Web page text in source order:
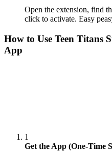
Open the extension, find
click to activate. Easy
How to Use Teen Titans
App
1
Get the App (One-Time